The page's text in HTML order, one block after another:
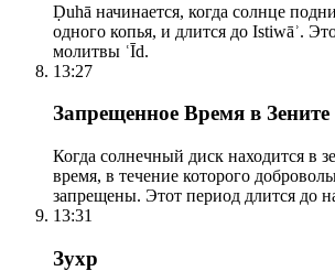
Ḍuhā начинается, когда солнце
одного копья, и длится до Istiwāʾ.
молитвы ʿĪd.
13:27
Запрещенное Время в
Когда солнечный диск находится в
время, в течение которого
запрещены. Этот период длится до
13:31
Зухр